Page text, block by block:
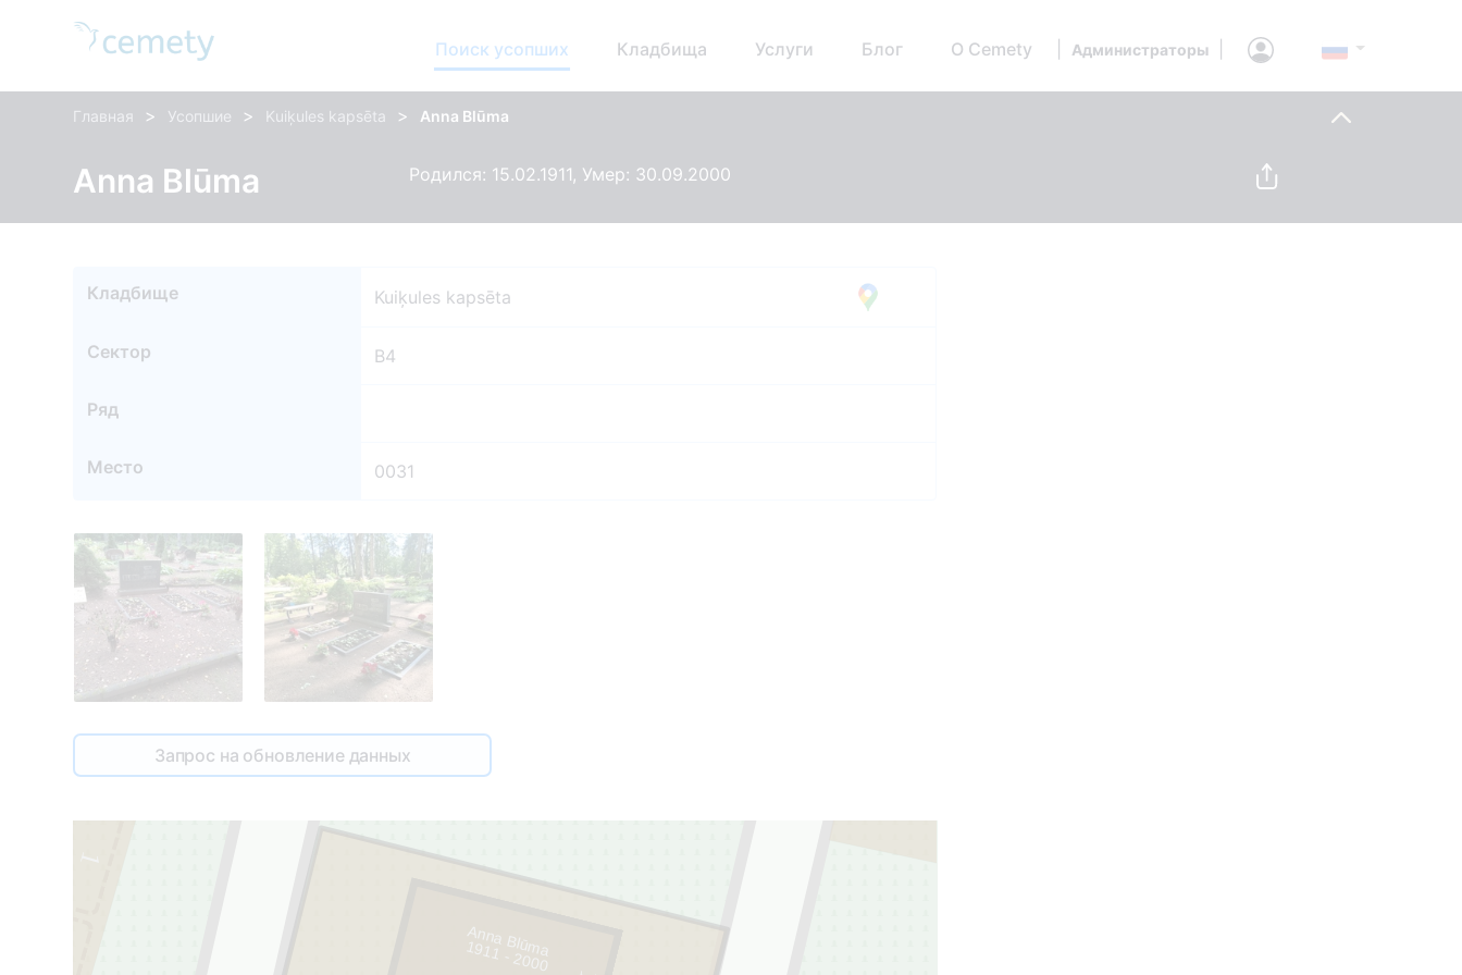
Поиск усопших Кладбища Услуги Блог О Cemety Администраторы
Главная > Усопшие > Kuiķules kapsēta > Anna Blūma
Anna Blūma Родился: 15.02.1911, Умер: 30.09.2000
Кладбище Kuiķules kapsēta
Сектор B4
Ряд
Место 0031
Запрос на обновление данных
1
Anna Blūma
1911 - 2000